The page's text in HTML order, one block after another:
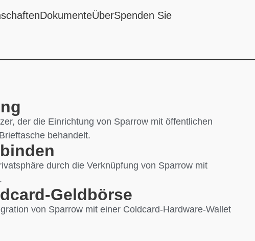
DokumenteÜberSpenden Sie
der die Einrichtung von Sparrow mit öffentlichen
behandelt.
durch die Verknüpfung von Sparrow mit
Geldbörse
von Sparrow mit einer Coldcard-Hardware-Wallet